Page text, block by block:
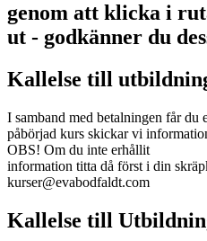
genom att klicka i
ut - godkänner du
Kallelse till
I samband med betalningen får
påbörjad kurs skickar vi
OBS! Om du inte erhållit
information titta då först i din
kurser@evabodfaldt.com
Kallelse till